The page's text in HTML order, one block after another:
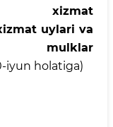
xizmat
uylari va
mulklar
iyun holatiga)